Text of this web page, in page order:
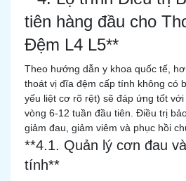
tiên hàng đầu cho
Đệm L4 L5**
Theo hướng dẫn y khoa quốc tế,
thoát vị đĩa đệm cấp tính không có
yếu liệt cơ rõ rệt) sẽ đáp ứng tốt
vòng 6-12 tuần đầu tiên. Điều trị
giảm đau, giảm viêm và phục hồi
**4.1. Quản lý cơn đau
tính**